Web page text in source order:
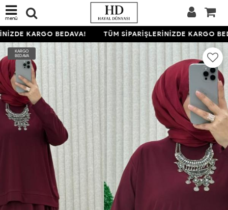
menü
KARGO BEDAVA! TÜM SİPARİŞLERİNİZDE KARGO
KARGO
BEDAVA